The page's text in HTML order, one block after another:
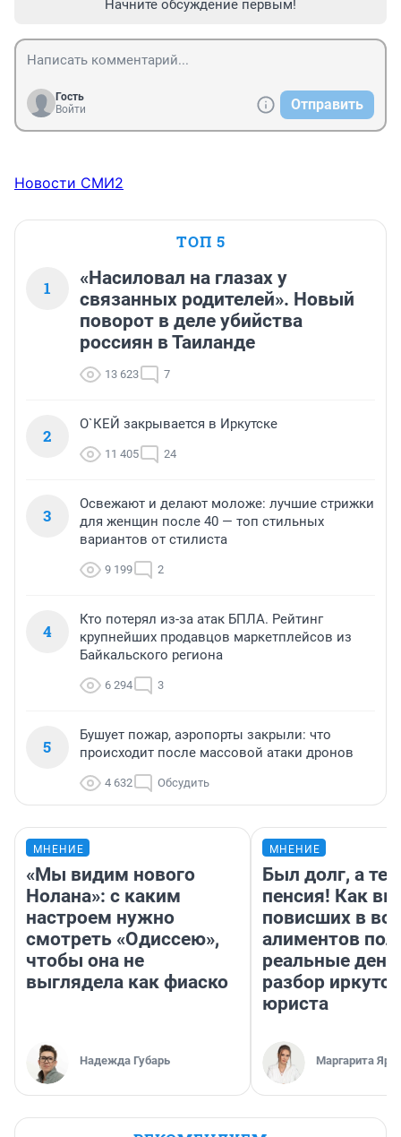
Начните обсуждение первым!
Гость
Войти
Отправить
Новости СМИ2
ТОП 5
1
«Насиловал на глазах у
связанных родителей». Новый
поворот в деле убийства
россиян в Таиланде
13 623 7
2
О`КЕЙ закрывается в Иркутске
11 405 24
3
Освежают и делают моложе: лучшие стрижки
для женщин после 40 — топ стильных
вариантов от стилиста
9 199 2
4
Кто потерял из-за атак БПЛА. Рейтинг
крупнейших продавцов маркетплейсов из
Байкальского региона
6 294 3
5
Бушует пожар, аэропорты закрыли: что
происходит после массовой атаки дронов
4 632 Обсудить
МНЕНИЕ
«Мы видим нового
Нолана»: с каким
настроем нужно
смотреть «Одиссею»,
чтобы она не
выглядела как фиаско
Надежда Губарь
МНЕНИЕ
Был долг, а
пенсия! Как
повисших в
алиментов
реальные
разбор
юриста
Маргарита